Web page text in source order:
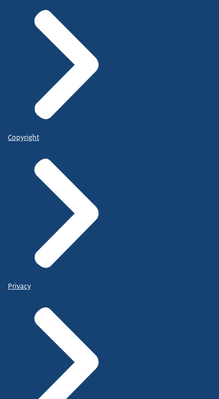
Copyright
Privacy